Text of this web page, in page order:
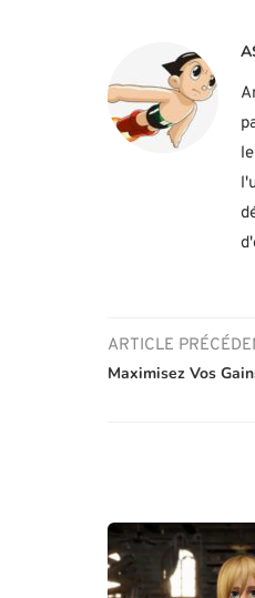
ARTICLE
Maximisez Vos